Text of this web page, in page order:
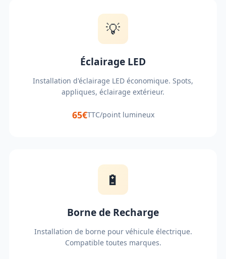
💡
Éclairage LED
Installation d'éclairage LED économique. Spots,
appliques, éclairage extérieur.
65€TTC/point lumineux
🔋
Borne de Recharge
Installation de borne pour véhicule électrique.
Compatible toutes marques.